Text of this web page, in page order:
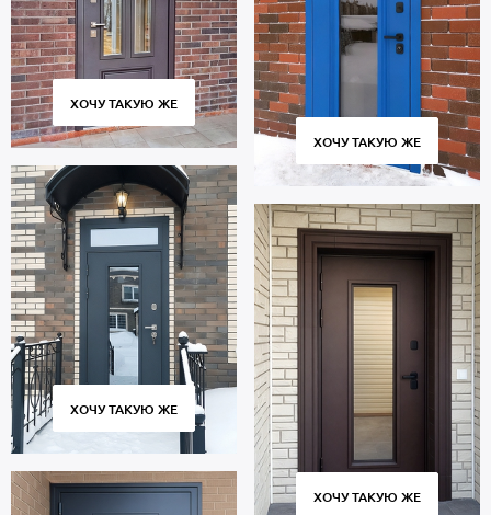
ХОЧУ ТАКУЮ ЖЕ
ХОЧУ ТАКУЮ ЖЕ
ХОЧУ ТАКУЮ ЖЕ
ХОЧУ ТАКУЮ ЖЕ